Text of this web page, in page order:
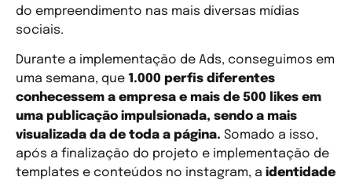
do empreendimento nas mais diversas mídias
sociais.
Durante a implementação de Ads, conseguimos em
uma semana, que 1.000 perfis diferentes
conhecessem a empresa e mais de 500 likes em
uma publicação impulsionada, sendo a mais
visualizada da de toda a página. Somado a isso,
após a finalização do projeto e implementação de
templates e conteúdos no instagram, a identidade